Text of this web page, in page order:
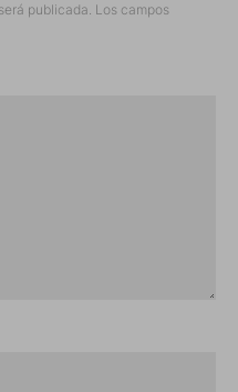
publicada. Los campos